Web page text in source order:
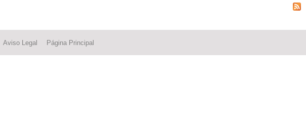
Aviso Legal Página Principal